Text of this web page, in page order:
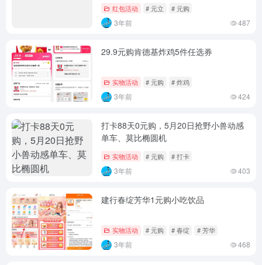
红包活动 # 元立 # 元购
3年前 487
29.9元购肯德基炸鸡5件任选券
实物活动 # 元购 # 炸鸡
3年前 424
打卡88天0元购，5月20日抢野小兽动感
单车、莫比椭圆机
实物活动 # 元购 # 打卡
3年前 403
建行春绽芳华1元购小吃饮品
实物活动 # 元购 # 春绽 # 芳华
3年前 468